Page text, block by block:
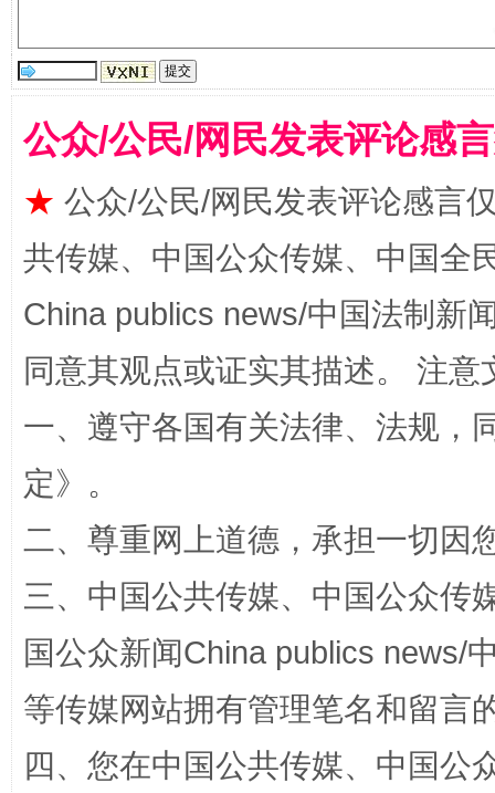
阿坝州三大球赛在茂县开幕 规模
公众/公民/网民发表评论感
★ 公众/公民/网民发表评论感言
共传媒、中国公众传媒、中国全
China publics news/中国法制新
同意其观点或证实其描述。 注
一、遵守各国有关法律、法规，
定》。
二、尊重网上道德，承担一切因
三、中国公共传媒、中国公众传
国公众新闻China publics news/
等传媒网站拥有管理笔名和留言
四、您在中国公共传媒、中国公